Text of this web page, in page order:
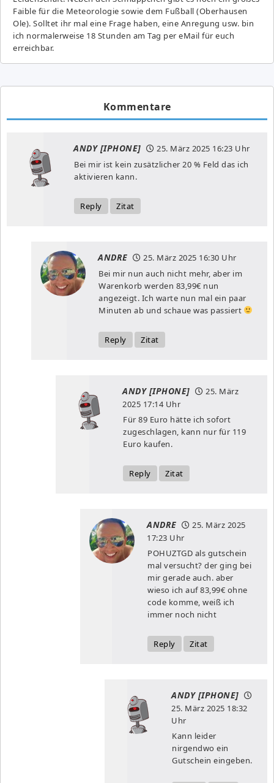
Fai­ble für die Meteorologie sowie dem Fußball (Oberhausen
Ole). Solltet ihr mal eine Frage haben, eine Anregung usw. bin
ich normalerweise 18 Stunden am Tag per eMail für euch
erreichbar.
Kommentare
ANDY [IPHONE] 25. März 2025 16:23 Uhr
Bei mir ist kein zusätzlicher 20 % Feld das ich
aktivieren kann.
Reply Zitat
ANDRE 25. März 2025 16:30 Uhr
Bei mir nun auch nicht mehr, aber im
Warenkorb werden 83,99€ nun
angezeigt. Ich warte nun mal ein paar
Minuten ab und schaue was passiert
Reply Zitat
ANDY [IPHONE]
25. März
2025 17:14 Uhr
Für 89 Euro hätte ich sofort
zugeschlagen, kann nur für 119
Euro kaufen.
Reply Zitat
ANDRE
25. März 2025
17:23 Uhr
POHUZTGD als gutschein
mal versucht? der ging bei
mir gerade auch. aber
wieso ich auf 83,99€ ohne
code komme, weiß ich
immer noch nicht
Reply Zitat
ANDY [IPHONE]
25. März 2025 18:32
Uhr
Kann leider
nirgendwo ein
Gutschein eingeben.